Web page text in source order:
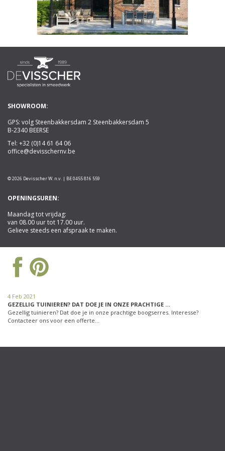
SHOWROOM:
GPS: volg Steenbakkersdam 2 Steenbakkersdam 5
B-2340 BEERSE
Tel: +32 (0)14 61 64 06
office@devisschernv.be
© 2026 Devisscher W. n.v. | BE 0455 816 559
OPENINGSUREN:
Maandag tot vrijdag:
van 08.00 uur tot 17.00 uur.
Gelieve steeds een afspraak te maken.
4 Feb 2021
GEZELLIG TUINIEREN? DAT DOE JE IN ONZE PRACHTIGE …
Gezellig tuinieren? Dat doe je in onze prachtige boogserres. Interesse?
Contacteer ons voor een offerte…